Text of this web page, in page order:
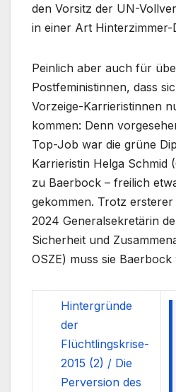
den Vorsitz der UN-
in einer Art Hinterzimmer-
Peinlich aber auch für
Postfeministinnen, dass
Vorzeige-Karrieristinnen
kommen: Denn
Top-Job war die grüne
Karrieristin Helga Schmid
zu Baerbock – freilich
gekommen. Trotz
2024 Generalsekretärin
Sicherheit und
OSZE) muss sie Baerbock
Hintergründe
der
Flüchtlingskrise-
2015 (2) / Die
Perversion des